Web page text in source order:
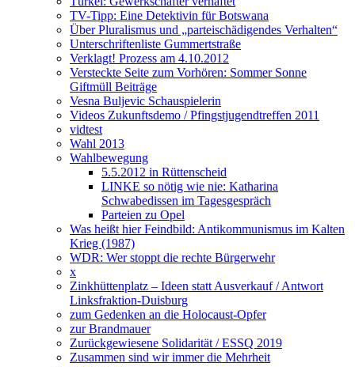
TV-Tipp: Eine Detektivin für Botswana
Über Pluralismus und „parteischädigendes Verhalten“
Unterschriftenliste Gummertstraße
Verklagt! Prozess am 4.10.2012
Versteckte Seite zum Vorhören: Sommer Sonne
Giftmüll Beiträge
Vesna Buljevic Schauspielerin
Videos Zukunftsdemo / Pfingstjugendtreffen 2011
vidtest
Wahl 2013
Wahlbewegung
5.5.2012 in Rüttenscheid
LINKE so nötig wie nie: Katharina
Schwabedissen im Tagesgespräch
Parteien zu Opel
Was heißt hier Feindbild: Antikommunismus im Kalten
Krieg (1987)
WDR: Wer stoppt die rechte Bürgerwehr
x
Zinkhüttenplatz – Ideen statt Ausverkauf / Antwort
Linksfraktion-Duisburg
zum Gedenken an die Holocaust-Opfer
zur Brandmauer
Zurückgewiesene Solidarität / ESSQ 2019
Zusammen sind wir immer die Mehrheit